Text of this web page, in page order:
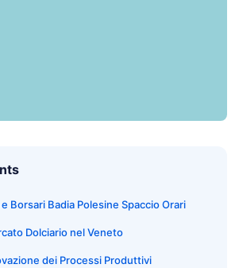
Borsari Badia Polesine Spaccio Orari
Dolciario nel Veneto
dei Processi Produttivi